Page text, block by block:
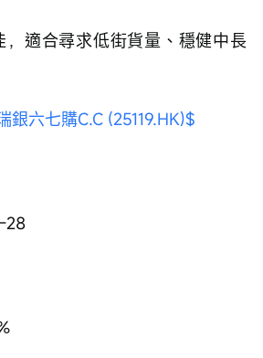
適合尋求低街貨量、穩健中長
銀六七購C.C (25119.HK)$
28